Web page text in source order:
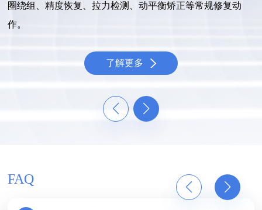
圈绕组、精度恢复、拉力检测、动平衡矫正等常规修复动
作。
了解更多
FAQ